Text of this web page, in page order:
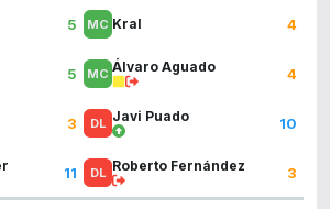
5
5
3
11
Kral 4
Álvaro Aguado 4
Javi Puado 10
Roberto Fernández 3